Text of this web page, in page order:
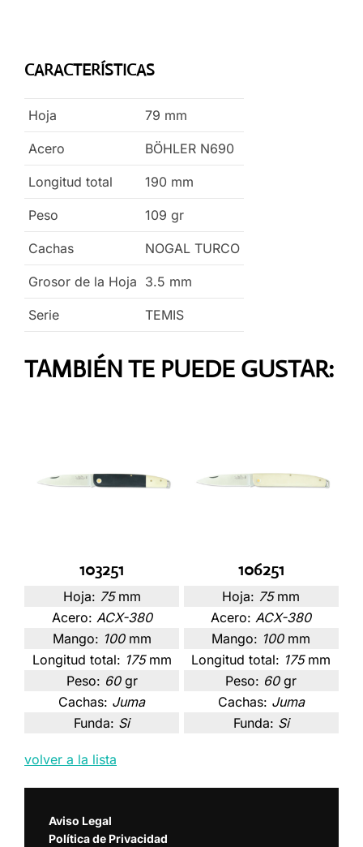
CARACTERÍSTICAS
Hoja 79 mm
Acero BÖHLER N690
Longitud total 190 mm
Peso 109 gr
Cachas NOGAL TURCO
Grosor de la Hoja 3.5 mm
Serie TEMIS
TAMBIÉN TE PUEDE GUSTAR:
103251
Hoja: 75 mm
Acero: ACX-380
Mango: 100 mm
Longitud total: 175 mm
Peso: 60 gr
Cachas: Juma
Funda: Si
106251
Hoja: 75 mm
Acero: ACX-380
Mango: 100 mm
Longitud total: 175 mm
Peso: 60 gr
Cachas: Juma
Funda: Si
volver a la lista
Aviso Legal
Política de Privacidad